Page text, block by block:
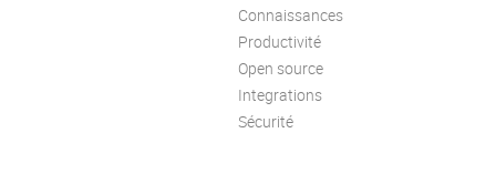
Connaissances
Productivité
Open source
Integrations
Sécurité